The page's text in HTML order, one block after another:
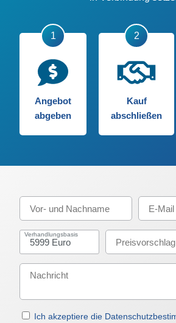
Angebot
abgeben
Kauf
abschließen
Verhandlungsbasis
Ich akzeptiere die